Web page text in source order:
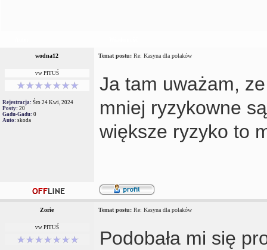
wodna12 Temat postu: Re: Kasyna dla polaków
vw PITUŚ
Rejestracja: Śro 24 Kwi, 2024
Posty: 20
Gadu-Gadu: 0
Auto: skoda
Ja tam uważam,
mniej ryzykowne
większe ryzyko to
Zorie Temat postu: Re: Kasyna dla polaków
vw PITUŚ
Podobała mi się